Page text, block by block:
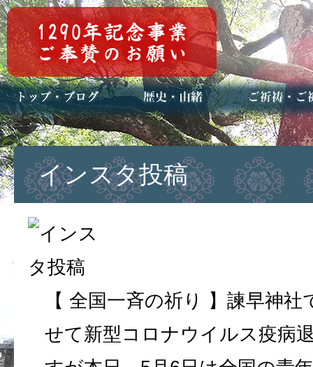
トップページ
ブログ(日々八百万)
お知らせ一覧 歴史・ご祭神
年中行事
メディア掲載 ご祈祷・ご祈
安産祈願
初宮参り
七五三詣
長寿のお祝い
神前結婚式
厄祓い・方位
車のお祓い
地鎮祭
神葬祭（神式
インスタ投稿
【 全国一斉の祈り 】諫早神
せて新型コロナウイルス疫病